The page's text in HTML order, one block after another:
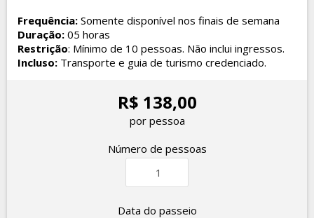
Frequência: Somente disponível nos finais de semana
Duração: 05 horas
Restrição: Mínimo de 10 pessoas. Não inclui ingressos.
Incluso: Transporte e guia de turismo credenciado.
R$ 138,00
por pessoa
Número de pessoas
Data do passeio